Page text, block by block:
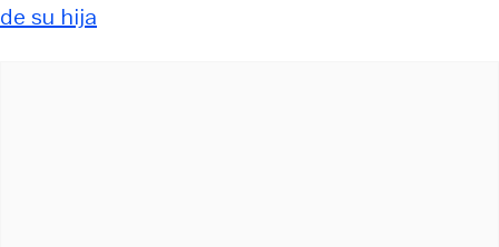
de su hija